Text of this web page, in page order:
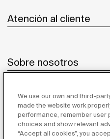
Atención al cliente
Sobre nosotros
Inspiración
We use our own and third-
made the website work
performance, remember user
choices and show relevant
“Accept all cookies”, you